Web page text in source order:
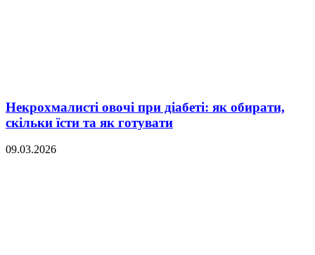
Некрохмалисті овочі при діабеті: як обирати,
скільки їсти та як готувати
09.03.2026